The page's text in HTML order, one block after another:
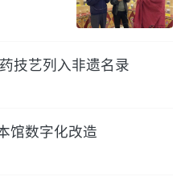
技艺列入非遗名录
馆数字化改造